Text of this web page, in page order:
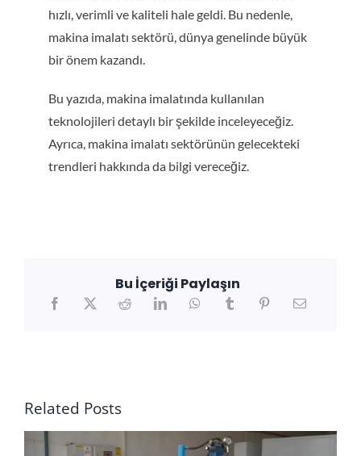
hızlı, verimli ve kaliteli hale geldi. Bu nedenle,
makina imalatı sektörü, dünya genelinde büyük
bir önem kazandı.
Bu yazıda, makina imalatında kullanılan
teknolojileri detaylı bir şekilde inceleyeceğiz.
Ayrıca, makina imalatı sektörünün gelecekteki
trendleri hakkında da bilgi vereceğiz.
Bu İçeriği Paylaşın
Related Posts